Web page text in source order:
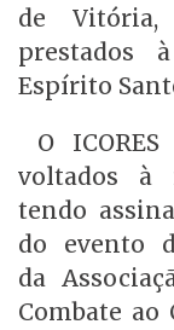
de Vitória,
prestados
Espírito
O
voltados à
tendo
do evento
da
Combate ao